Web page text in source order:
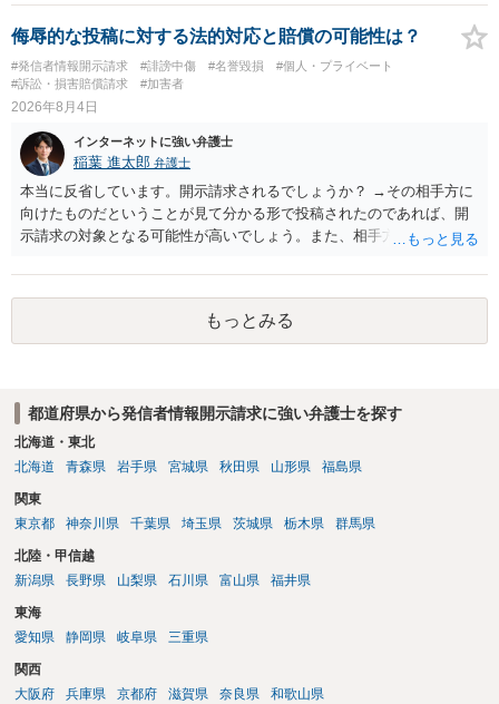
方が口頭で反論したのは、仮処分は迅速性が要求されるためです。 書
面での反論となれば、より遅延する可能性がございます。 また、本件
はXのため、APのIPアドレスの保存期間の問題もございます。 開示請
求は法律知識が不可欠ですが、それだけでは足りず、実務を踏まえた
方法を選択することが重要です。
侮辱的な投稿に対する法的対応と賠償の可能性は？
#発信者情報開示請求 #誹謗中傷 #名誉毀損
#個人・プライベート
#訴訟・損害賠償請求
#加害者
2026年8月4日
インターネットに強い弁護士
稲葉 進太郎 弁護士
本当に反省しています。開示請求されるでしょうか？ →その相手方に
向けたものだということが見て分かる形で投稿されたのであれば、開
示請求の対象となる可能性が高いでしょう。また、相手方の投稿した
と存じます。発信者情報開示請求が進むと、投稿に使った回線の契約
者のところに、意見照会がなされます。アカウント情報開示の場合
は、アカウントの登録メールに意見照会がなされます。 また、された
場合賠償金はいくらでしょうか。 →ケースバイケースであり、数万円
もっとみる
都道府県から発信者情報開示請求に強い弁護士を探す
北海道・東北
北海道
青森県 岩手県 宮城県 秋田県 山形県 福島県
関東
東京都
神奈川県 千葉県 埼玉県 茨城県 栃木県 群馬県
北陸・甲信越
新潟県
長野県 山梨県 石川県 富山県 福井県
東海
愛知県
静岡県 岐阜県 三重県
関西
大阪府
兵庫県 京都府 滋賀県 奈良県 和歌山県